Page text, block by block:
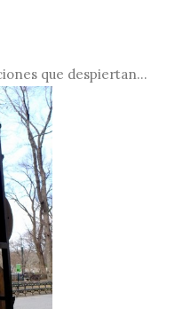
que despiertan...